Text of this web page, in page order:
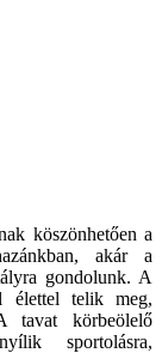
köszönhetően a
akár a
gondolunk. A
élettel telik meg,
tavat körbeölelő
sportolásra,